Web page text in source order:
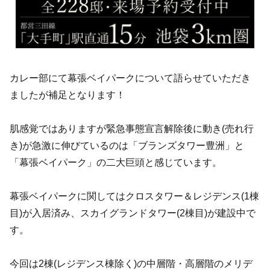
カレー部にて幕張ベイパークについて語らせていただき
ましたが補足となります！
肌感覚ではありますが緊急事態宣言解除後に動き(売れ行
き)が急激に伸びているのは「ブランズタワー豊洲」と
「幕張ベイパーク」の二大巨頭と感じています。
幕張ベイパークに関してはクロスタワー＆レジデンス(1棟
目)が入居済み、スカイグランドタワー(2棟目)が建設中で
す。
今回は2棟(レジデンス棟除く)の中層階・高層階のメリデ